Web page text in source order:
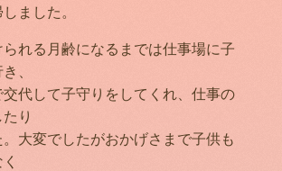
ました。
れる月齢になるまでは仕事場に子
、
代して子守りをしてくれ、仕事の
り
大変でしたがおかげさまで子供も